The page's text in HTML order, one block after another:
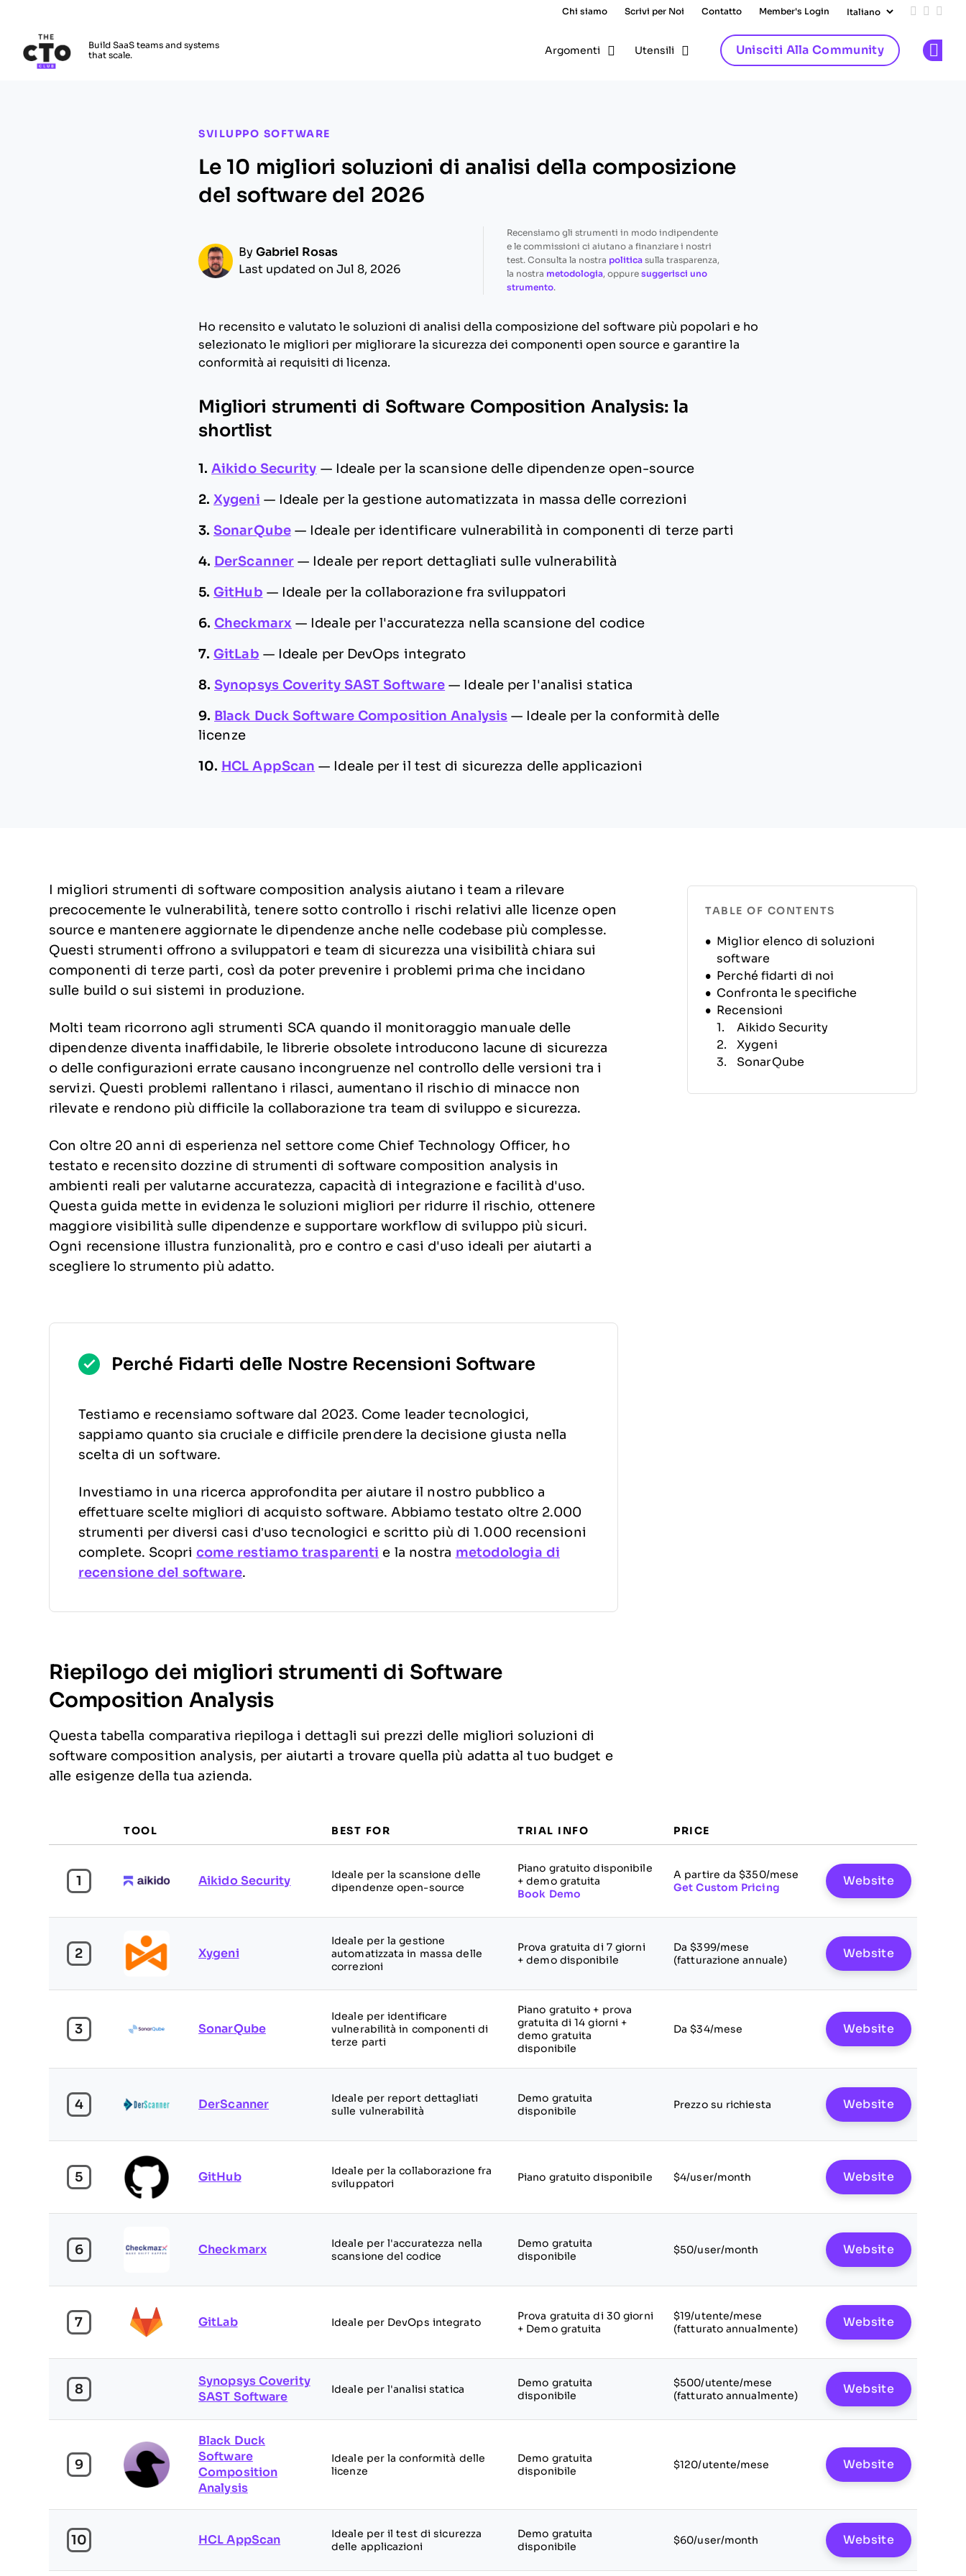
Chi siamo Scrivi per Noi Contatto Member's Login Add us
Follow
Build SaaS teams and systems
that scale.
Argomenti Utensili Unisciti Alla Community
SVILUPPO SOFTWARE
Le 10 migliori soluzioni di analisi della composizione
del software del 2026
By Gabriel Rosas
Last updated on Jul 8, 2026
Recensiamo gli strumenti in modo indipendente
e le commissioni ci aiutano a finanziare i nostri
test. Consulta la nostra politicasulla trasparenza,
la nostra metodologia, oppure suggerisci uno
strumento.
Ho recensito e valutato le soluzioni di analisi della composizione del software più popolari e ho
selezionato le migliori per migliorare la sicurezza dei componenti open source e garantire la
conformità ai requisiti di licenza.
Migliori strumenti di Software Composition Analysis: la
shortlist
1. Aikido Security — Ideale per la scansione delle dipendenze open-source
2. Xygeni — Ideale per la gestione automatizzata in massa delle correzioni
3. SonarQube — Ideale per identificare vulnerabilità in componenti di terze parti
4. DerScanner — Ideale per report dettagliati sulle vulnerabilità
5. GitHub — Ideale per la collaborazione fra sviluppatori
6. Checkmarx — Ideale per l'accuratezza nella scansione del codice
7. GitLab — Ideale per DevOps integrato
8. Synopsys Coverity SAST Software — Ideale per l'analisi statica
9. Black Duck Software Composition Analysis — Ideale per la conformità delle
licenze
10. HCL AppScan — Ideale per il test di sicurezza delle applicazioni
I migliori strumenti di software composition analysis aiutano i team a rilevare
precocemente le vulnerabilità, tenere sotto controllo i rischi relativi alle licenze open
source e mantenere aggiornate le dipendenze anche nelle codebase più complesse.
Questi strumenti offrono a sviluppatori e team di sicurezza una visibilità chiara sui
componenti di terze parti, così da poter prevenire i problemi prima che incidano
sulle build o sui sistemi in produzione.
Molti team ricorrono agli strumenti SCA quando il monitoraggio manuale delle
dipendenze diventa inaffidabile, le librerie obsolete introducono lacune di sicurezza
o delle configurazioni errate causano incongruenze nel controllo delle versioni tra i
servizi. Questi problemi rallentano i rilasci, aumentano il rischio di minacce non
rilevate e rendono più difficile la collaborazione tra team di sviluppo e sicurezza.
Con oltre 20 anni di esperienza nel settore come Chief Technology Officer, ho
testato e recensito dozzine di strumenti di software composition analysis in
ambienti reali per valutarne accuratezza, capacità di integrazione e facilità d'uso.
Questa guida mette in evidenza le soluzioni migliori per ridurre il rischio, ottenere
maggiore visibilità sulle dipendenze e supportare workflow di sviluppo più sicuri.
Ogni recensione illustra funzionalità, pro e contro e casi d'uso ideali per aiutarti a
scegliere lo strumento più adatto.
Perché Fidarti delle Nostre Recensioni Software
Testiamo e recensiamo software dal 2023. Come leader tecnologici,
sappiamo quanto sia cruciale e difficile prendere la decisione giusta nella
scelta di un software.
Investiamo in una ricerca approfondita per aiutare il nostro pubblico a
effettuare scelte migliori di acquisto software. Abbiamo testato oltre 2.000
strumenti per diversi casi d’uso tecnologici e scritto più di 1.000 recensioni
complete. Scopri come restiamo trasparenti e la nostra metodologia di
recensione del software.
Riepilogo dei migliori strumenti di Software
Composition Analysis
Questa tabella comparativa riepiloga i dettagli sui prezzi delle migliori soluzioni di
software composition analysis, per aiutarti a trovare quella più adatta al tuo budget e
alle esigenze della tua azienda.
TOOL BEST FOR TRIAL INFO PRICE
1 Aikido Security
Ideale per la scansione delle
dipendenze open-source
Piano gratuito disponibile
+ demo gratuita
Book Demo
A partire da $350/mese
Get Custom Pricing
Website
2 Xygeni
Ideale per la gestione
automatizzata in massa delle
correzioni
Prova gratuita di 7 giorni
+ demo disponibile
Da $399/mese
(fatturazione annuale)
Website
3 SonarQube
Ideale per identificare
vulnerabilità in componenti di
terze parti
Piano gratuito + prova
gratuita di 14 giorni +
demo gratuita
disponibile
Da $34/mese Website
4 DerScanner
Ideale per report dettagliati
sulle vulnerabilità
Demo gratuita
disponibile
Prezzo su richiesta Website
5 GitHub
Ideale per la collaborazione fra
sviluppatori
Piano gratuito disponibile $4/user/month Website
6 Checkmarx
Ideale per l'accuratezza nella
scansione del codice
Demo gratuita
disponibile
$50/user/month Website
7 GitLab Ideale per DevOps integrato
Prova gratuita di 30 giorni
+ Demo gratuita
$19/utente/mese
(fatturato annualmente)
Website
8
Synopsys Coverity
SAST Software
Ideale per l'analisi statica
Demo gratuita
disponibile
$500/utente/mese
(fatturato annualmente)
Website
9
Black Duck
Software
Composition
Analysis
Ideale per la conformità delle
licenze
Demo gratuita
disponibile
$120/utente/mese Website
10 HCL AppScan
Ideale per il test di sicurezza
delle applicazioni
Demo gratuita
disponibile
$60/user/month Website
TABLE OF CONTENTS
Miglior elenco di soluzioni
software
Perché fidarti di noi
Confronta le specifiche
Recensioni
Aikido Security
Xygeni
SonarQube
GitHub